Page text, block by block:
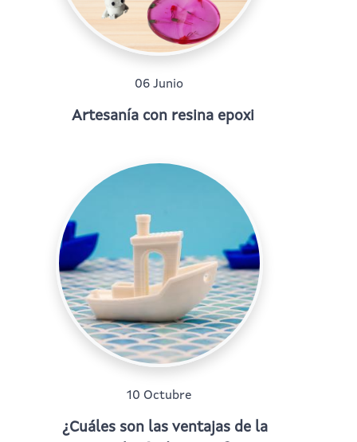
06 Junio
Artesanía con resina epoxi
10 Octubre
¿Cuáles son las ventajas de la